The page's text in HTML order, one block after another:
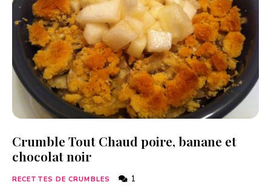
Crumble Tout Chaud poire, banane et
chocolat noir
RECETTES DE CRUMBLES 1